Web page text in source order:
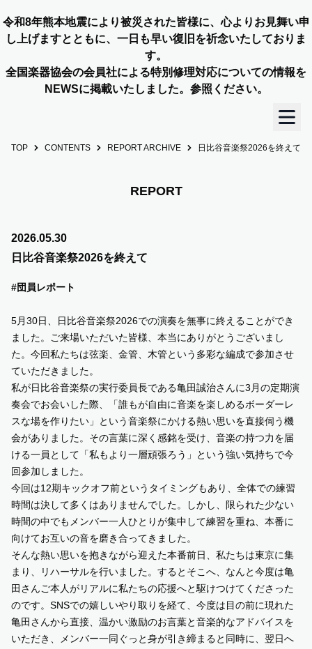
令和8年熊本地震により被災された皆様に、心よりお見舞い申
し上げますとともに、一日も早い復旧を祈念いたしておりま
す。
全国楽器協会の会員社による特別修理対応についての情報を
NEWSに掲載いたしました。参照ください。
TOP
OUR STORY
SUPPORT US
COMMUNITY
CONTENTS
JP / EN
TOP CONTENTS REPORT ARCHIVE 日比谷音楽祭2026を終えて
REPORT
2026.05.30
日比谷音楽祭2026を終えて
#団員レポート
5月30日、日比谷音楽祭2026での演奏を無事に終えることができ
ました。ご来場いただいた皆様、本当にありがとうございまし
た。今回私たちは弦楽、金管、木管という多彩な編成で参加させ
ていただきました。
私が日比谷音楽祭の実行委員長である亀田誠治さんに3月の定期演
奏会でお会いした際、「誰もが自由に音楽を楽しめるボーダーレ
スな場を作りたい」という音楽祭にかける熱い思いを直接伺う機
会がありました。その言葉に深く感銘を受け、音楽の持つ力を届
ける一員として「私もより一層頑張ろう」という強い気持ちで今
回参加しました。
今回は12期キックオフ前というタイミングもあり、全体での練習
時間は決して多くはありませんでした。しかし、限られた少ない
時間の中でもメンバー一人ひとりが集中して練習を重ね、本番に
向けてお互いの音を磨き合ってきました。
そんな熱い思いを抱きながら迎えた本番前日、私たちは東京に集
まり、リハーサルを行いました。するとそこへ、なんと今度は亀
田さんご本人がリアルに私たちの応援へと駆けつけてくださった
のです。SNSでの嬉しいやり取りを経て、今度は目の前に現れた
亀田さんから直接、温かい激励のお言葉と音楽的なアドバイスを
いただき、メンバー一同ぐっと身が引き締まると同時に、翌日へ